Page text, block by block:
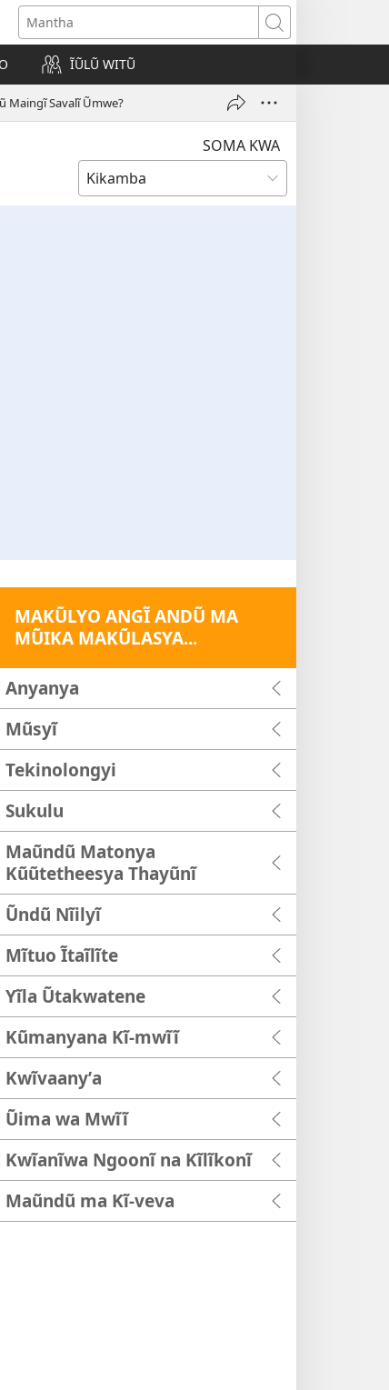
Mantha
ĨŨLŨ WITŨ
Maingĩ Savalĩ Ũmwe?
SOMA KWA
MAKŨLYO ANGĨ ANDŨ MA
MŨIKA MAKŨLASYA...
Anyanya
Mũsyĩ
Tekinolongyi
Sukulu
Maũndũ Matonya
Kũũtetheesya Thayũnĩ
Ũndũ Nĩilyĩ
Mĩtuo Ĩtaĩlĩte
Yĩla Ũtakwatene
Kũmanyana Kĩ-mwĩĩ
Kwĩvaanyʼa
Ũima wa Mwĩĩ
Kwĩanĩwa Ngoonĩ na Kĩlĩkonĩ
Maũndũ ma Kĩ-veva